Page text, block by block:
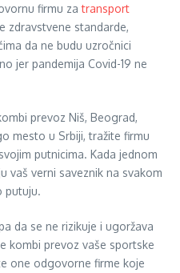
firmu zatransport
zdravstvene standarde,
da ne budu uzročnici
jer pandemija Covid-19 ne
prevoz Niš, Beograd,
mesto u Srbiji, tražite firmu
putnicima. Kada jednom
vaš verni saveznik na svakom
putuju.
da se ne rizikuje i ugoržava
kombi prevoz vaše sportske
one odgovorne firme koje